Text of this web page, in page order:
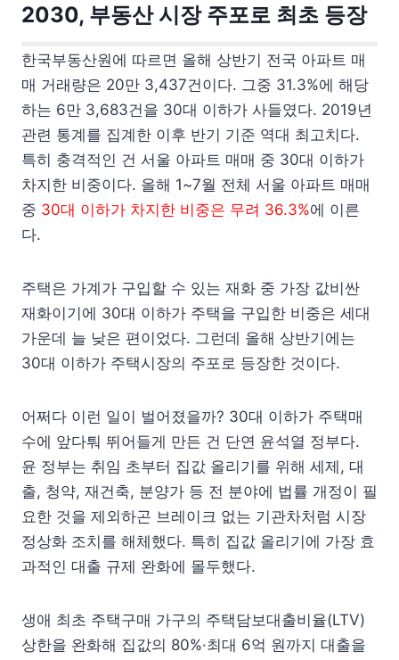
2030, 부동산 시장 주포로 최초 등장
한국부동산원에 따르면 올해 상반기 전국 아파트 매
매 거래량은 20만 3,437건이다. 그중 31.3%에 해당
하는 6만 3,683건을 30대 이하가 사들였다. 2019년
관련 통계를 집계한 이후 반기 기준 역대 최고치다.
특히 충격적인 건 서울 아파트 매매 중 30대 이하가
차지한 비중이다. 올해 1~7월 전체 서울 아파트 매매
중 30대 이하가 차지한 비중은 무려 36.3%에 이른
다.
주택은 가계가 구입할 수 있는 재화 중 가장 값비싼
재화이기에 30대 이하가 주택을 구입한 비중은 세대
가운데 늘 낮은 편이었다. 그런데 올해 상반기에는
30대 이하가 주택시장의 주포로 등장한 것이다.
어쩌다 이런 일이 벌어졌을까? 30대 이하가 주택매
수에 앞다퉈 뛰어들게 만든 건 단연 윤석열 정부다.
윤 정부는 취임 초부터 집값 올리기를 위해 세제, 대
출, 청약, 재건축, 분양가 등 전 분야에 법률 개정이 필
요한 것을 제외하곤 브레이크 없는 기관차처럼 시장
정상화 조치를 해체했다. 특히 집값 올리기에 가장 효
과적인 대출 규제 완화에 몰두했다.
생애 최초 주택구매 가구의 주택담보대출비율(LTV)
상한을 완화해 집값의 80%·최대 6억 원까지 대출을